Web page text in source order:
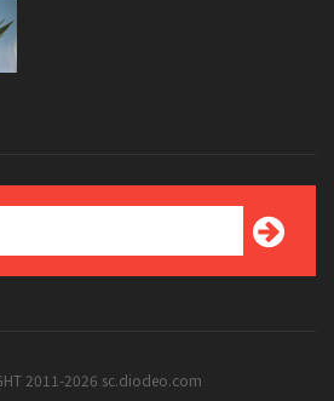
2011-2026 sc.diodeo.com